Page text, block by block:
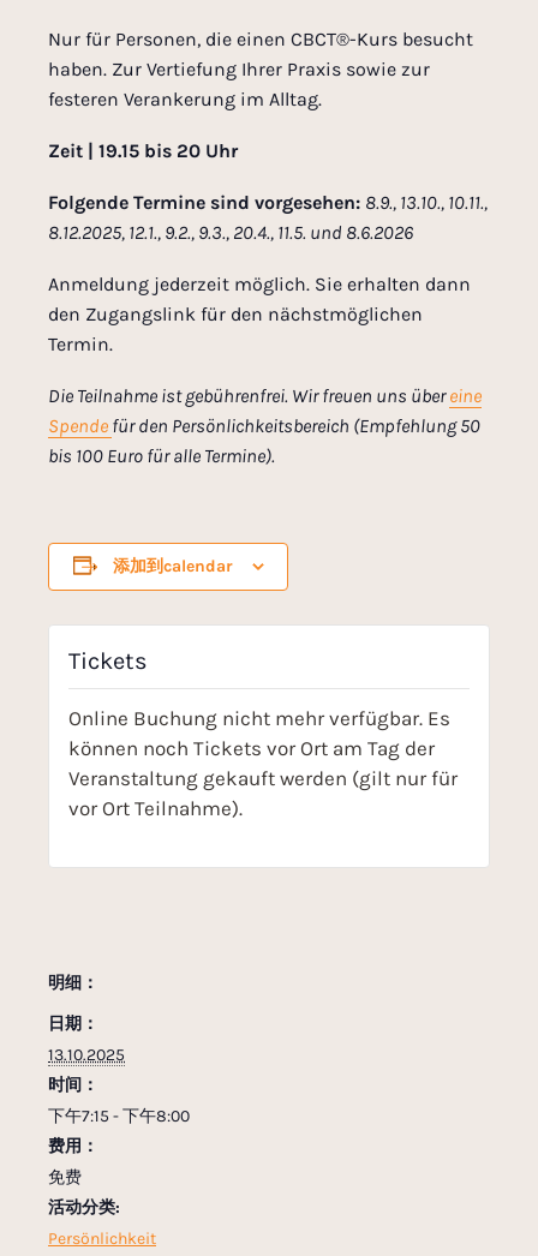
Nur für Personen, die einen CBCT®-Kurs besucht
haben. Zur Vertiefung Ihrer Praxis sowie zur
festeren Verankerung im Alltag.
Zeit | 19.15 bis 20 Uhr
Folgende Termine sind vorgesehen: 8.9., 13.10., 10.11.,
8.12.2025, 12.1., 9.2., 9.3., 20.4., 11.5. und 8.6.2026
Anmeldung jederzeit möglich. Sie erhalten dann
den Zugangslink für den nächstmöglichen
Termin.
Die Teilnahme ist gebührenfrei. Wir freuen uns übereine
Spende für den Persönlichkeitsbereich (Empfehlung 50
bis 100 Euro für alle Termine).
添加到calendar
明细：
日期：
13.10.2025
时间：
下午7:15 - 下午8:00
费用：
免费
活动分类:
Persönlichkeit
Tickets
Online Buchung nicht mehr verfügbar. Es
können noch Tickets vor Ort am Tag der
Veranstaltung gekauft werden (gilt nur für
vor Ort Teilnahme).